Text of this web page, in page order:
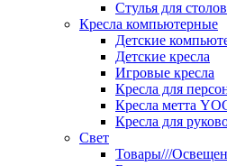
Стулья для
Кресла компьютерные
Детские
Детские кресла
Игровые кресла
Кресла для
Кресла метта
Кресла для
Свет
Товары///